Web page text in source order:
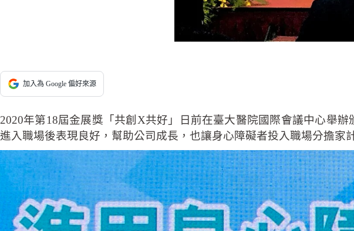
加入為 Google 偏好來源
2020年第18屆金展獎「共創X共好」日前在臺大醫院國際會議中心舉
進入職場後表現良好，幫助公司成長，也讓身心障礙者投入職場分擔